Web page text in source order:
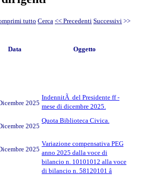
tutto Cerca << Precedenti Successivi >>
Data Oggetto
2025
IndennitÃ del Presidente ff -
mese di dicembre 2025.
2025
Quota Biblioteca Civica.
2025
Variazione compensativa PEG
anno 2025 dalla voce di
bilancio n. 10101012 alla voce
di bilancio n. 58120101 â